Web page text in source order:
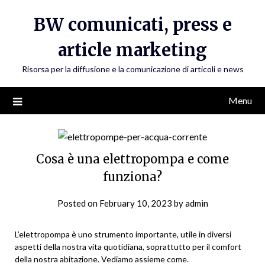
BW comunicati, press e
article marketing
Risorsa per la diffusione e la comunicazione di articoli e news
Menu
Cosa è una elettropompa e come
funziona?
Posted on February 10, 2023 byadmin
L’elettropompa è uno strumento importante, utile in diversi
aspetti della nostra vita quotidiana, soprattutto per il comfort
della nostra abitazione. Vediamo assieme come.